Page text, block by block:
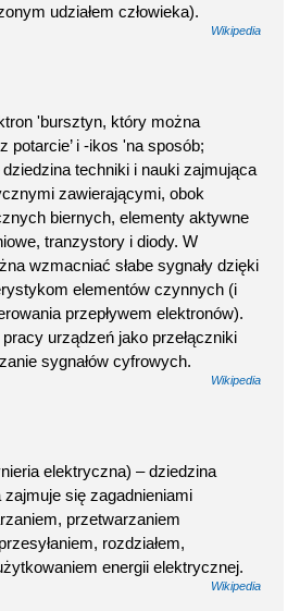
udziałem człowieka).
Wikipedia
'bursztyn, który można
potarcie’ i -ikos 'na sposób;
techniki i nauki zajmująca
zawierającymi, obok
biernych, elementy aktywne
tranzystory i diody. W
wzmacniać słabe sygnały dzięki
elementów czynnych (i
przepływem elektronów).
urządzeń jako przełączniki
sygnałów cyfrowych.
Wikipedia
elektryczna) – dziedzina
się zagadnieniami
przetwarzaniem
rozdziałem,
energii elektrycznej.
Wikipedia